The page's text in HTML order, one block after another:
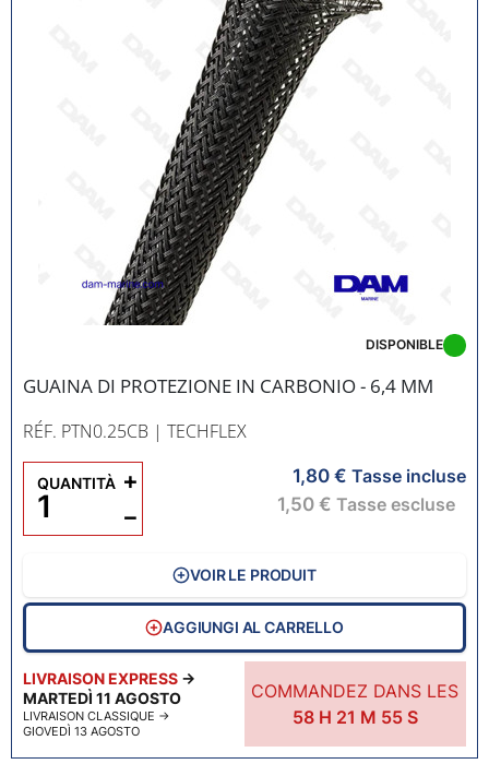
GUAINA DI PROTEZIONE IN CARBONIO - 6,4 MM
RÉF. PTN0.25CB | TECHFLEX
LIVRAISON EXPRESS →
MARTEDÌ 11 AGOSTO
LIVRAISON CLASSIQUE →
GIOVEDÌ 13 AGOSTO
COMMANDEZ DANS LES
58H 21 M 54 S
DISPONIBLE
1,80 € Tasse incluse
1,50 € Tasse escluse
QUANTITÀ
−
+
VOIR LE PRODUIT
AGGIUNGI AL CARRELLO